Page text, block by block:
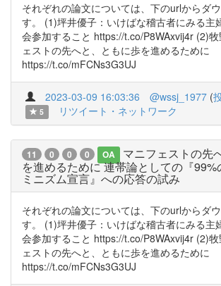
それぞれの論文については、下のurlからダ
す。 (1)坪井優子：いけばな稽古者にみる主
会参加すること https://t.co/P8WAxvij4r (2)
ェストの先へと、ともに歩を進めるために
https://t.co/mFCNs3G3UJ
2023-03-09 16:03:36 @wssj_1977 (
5
リツイート・ネットワーク
11 0 0 0 OA
マニフェストの先
を進めるために 連帯論としての『99%
ミニズム宣言』への応答の試み
それぞれの論文については、下のurlからダ
す。 (1)坪井優子：いけばな稽古者にみる主
会参加すること https://t.co/P8WAxvij4r (2)
ェストの先へと、ともに歩を進めるために
https://t.co/mFCNs3G3UJ